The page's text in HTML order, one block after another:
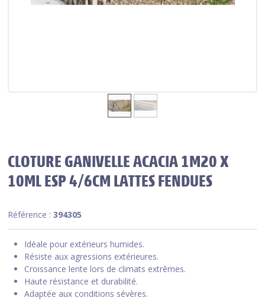
CLOTURE GANIVELLE ACACIA 1M20 X
10ML ESP 4/6CM LATTES FENDUES
Référence :394305
Idéale pour extérieurs humides.
Résiste aux agressions extérieures.
Croissance lente lors de climats extrêmes.
Haute résistance et durabilité.
Adaptée aux conditions sévères.